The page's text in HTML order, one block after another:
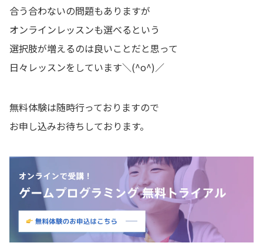
合う合わないの問題もありますが
オンラインレッスンも選べるという
選択肢が増えるのは良いことだと思って
日々レッスンをしています＼(^o^)／
無料体験は随時行っておりますので
お申し込みお待ちしております。